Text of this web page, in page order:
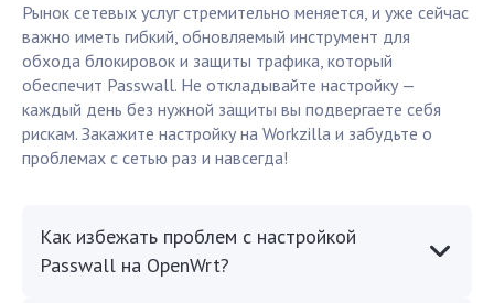
Рынок сетевых услуг стремительно меняется, и уже сейчас
важно иметь гибкий, обновляемый инструмент для
обхода блокировок и защиты трафика, который
обеспечит Passwall. Не откладывайте настройку —
каждый день без нужной защиты вы подвергаете себя
рискам. Закажите настройку на Workzilla и забудьте о
проблемах с сетью раз и навсегда!
Как избежать проблем с настройкой
Passwall на OpenWrt?